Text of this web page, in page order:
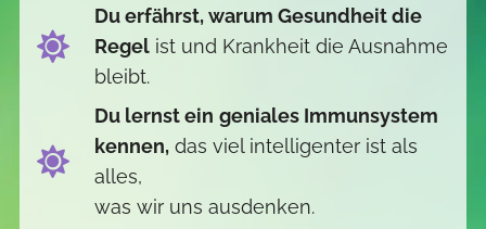
Du erfährst, warum Gesundheit die
Regelist und Krankheit die Ausnahme
bleibt.
Du lernst ein geniales Immunsystem
kennen,das viel intelligenter ist als
alles,
was wir uns ausdenken.